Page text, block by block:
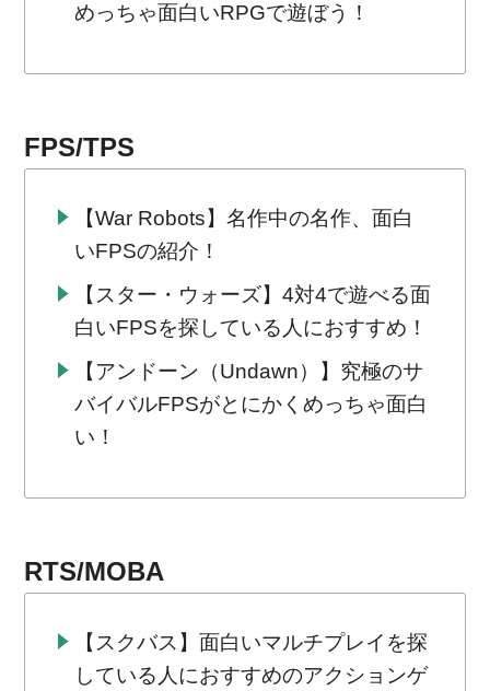
めっちゃ面白いRPGで遊ぼう！
FPS/TPS
【War Robots】名作中の名作、面白
いFPSの紹介！
【スター・ウォーズ】4対4で遊べる面
白いFPSを探している人におすすめ！
【アンドーン（Undawn）】究極のサ
バイバルFPSがとにかくめっちゃ面白
い！
RTS/MOBA
【スクバス】面白いマルチプレイを探
している人におすすめのアクションゲ